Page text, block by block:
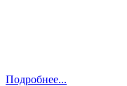
Подробнее...